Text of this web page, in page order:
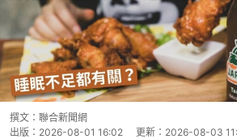
撰文： 聯合新聞網
出版： 2026-08-01 16:02 更新： 2026-08-03